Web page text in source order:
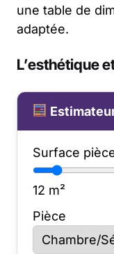
une table de
adaptée.
L’esthétique
Surface
12 m²
Pièce